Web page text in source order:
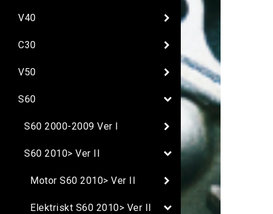
V40
C30
V50
S60
S60 2000-2009 Ver I
S60 2010> Ver II
Motor S60 2010> Ver II
Elektriskt S60 2010> Ver II